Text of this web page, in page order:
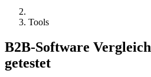
Tools
B2B-Software
getestet